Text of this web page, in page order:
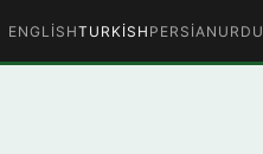
ENGLISHTURKISH PERSIAN URDU